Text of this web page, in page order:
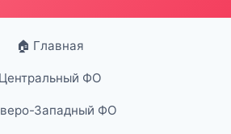
🏠 Главная
Центральный ФО
Западный ФО